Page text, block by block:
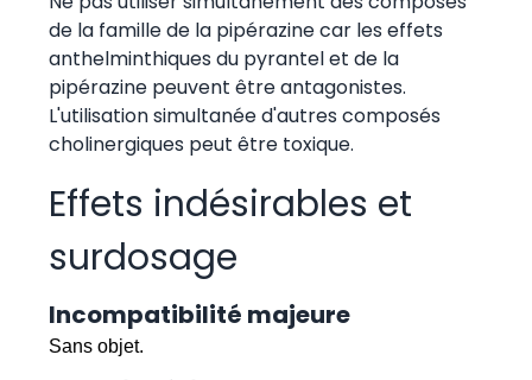
de la famille de la pipérazine car les effets
anthelminthiques du pyrantel et de la
pipérazine peuvent être antagonistes.
L'utilisation simultanée d'autres composés
cholinergiques peut être toxique.
Effets indésirables et
surdosage
Incompatibilité majeure
Sans objet.